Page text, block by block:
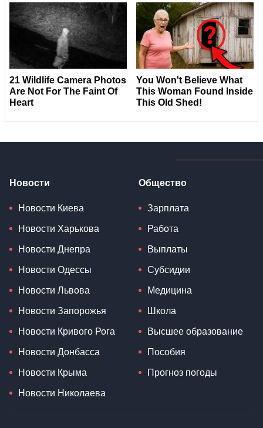
Новости
Новости Киева
Новости Харькова
Новости Днепра
Новости Одессы
Новости Львова
Новости Запорожья
Новости Кривого Рога
Новости Донбасса
Новости Крыма
Новости Николаева
Общество
Зарплата
Работа
Выплаты
Субсидии
Медицина
Школа
Высшее образование
Пособия
Прогноз погоды